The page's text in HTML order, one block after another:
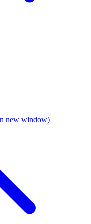
new window)